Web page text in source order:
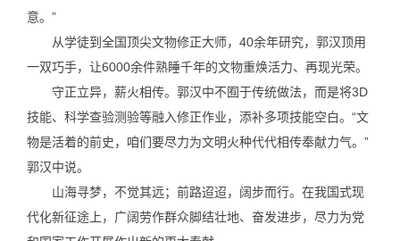
意。”
从学徒到全国顶尖文物修正大师，40余年研究，郭汉顶用
一双巧手，让6000余件熟睡千年的文物重焕活力、再现光荣。
守正立异，薪火相传。郭汉中不囿于传统做法，而是将3D
技能、科学查验测验等融入修正作业，添补多项技能空白。“文
物是活着的前史，咱们要尽力为文明火种代代相传奉献力气。”
郭汉中说。
山海寻梦，不觉其远；前路迢迢，阔步而行。在我国式现
代化新征途上，广阔劳作群众脚结壮地、奋发进步，尽力为党